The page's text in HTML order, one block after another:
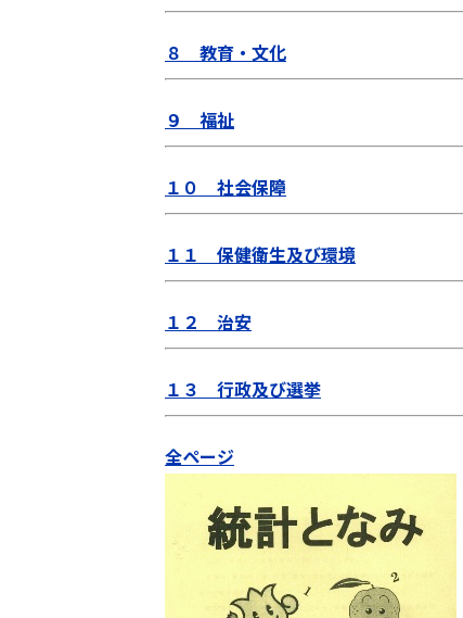
８ 教育・文化
９ 福祉
１０ 社会保障
１１ 保健衛生及び環境
１２ 治安
１３ 行政及び選挙
全ページ